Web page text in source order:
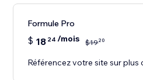
Formule Pro
$ 18 24 /mois $1920
Référencez votre site sur plus